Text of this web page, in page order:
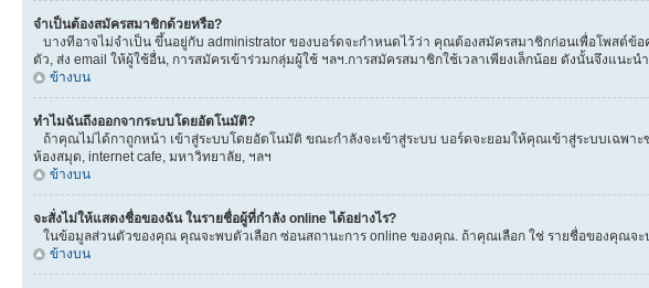
จำเป็นต้องสมัครสมาชิกด้วยหรือ?
บางทีอาจไม่จำเป็น ขึ้นอยู่กับ administrator ของบอร์ดจะกำหนดไว้ว่า คุณต้องสมัครสมาชิกก่อนเพื่อโพสต์
ตัว, ส่ง email ให้ผู้ใช้อื่น, การสมัครเข้าร่วมกลุ่มผู้ใช้ ฯลฯ.การสมัครสมาชิกใช้เวลาเพียงเล็กน้อย ดังนั้นจึงแนะ
ข้างบน
ทำไมฉันถึงออกจากระบบโดยอัตโนมัติ?
ถ้าคุณไม่ได้กาถูกหน้า เข้าสู่ระบบโดยอัตโนมัติ ขณะกำลังจะเข้าสู่ระบบ บอร์ดจะยอมให้คุณเข้าสู่ระบบเฉ
ห้องสมุด, internet cafe, มหาวิทยาลัย, ฯลฯ
ข้างบน
จะสั่งไม่ให้แสดงชื่อของฉัน ในรายชื่อผู้ที่กำลัง online ได้อย่างไร?
ในข้อมูลส่วนตัวของคุณ คุณจะพบตัวเลือก ซ่อนสถานะการ online ของคุณ. ถ้าคุณเลือก ใช่ รายชื่อของคุณจ
ข้างบน